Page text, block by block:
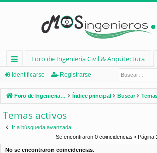
nl
ac
es
rá
Foro de Ingenieria Civil & Arquitectura
Identificarse Registrarse
Foro de Ingenieria Civil & Arquitectura Índice principal Buscar
Temas activos
Ir a búsqueda avanzada
Se encontraron 0 coincidencias • Página
No se encontraron coincidencias.